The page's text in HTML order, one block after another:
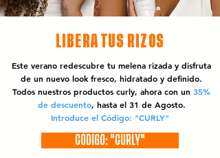
LIBERA TUS RIZOS
Este verano redescubre tu melena rizada y disfruta
de un nuevo look fresco, hidratado y definido.
Todos nuestros productos curly, ahora con un 35%
de descuento, hasta el 31 de Agosto.
Introduce el Código: "CURLY"
CÓDIGO: "CURLY"